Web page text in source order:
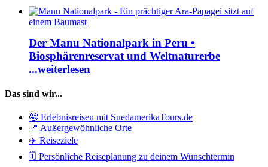
Der Manu Nationalpark in Peru •
Biosphärenreservat und Weltnaturerbe
...weiterlesen
Das sind wir...
🤩 Erlebnisreisen mit SuedamerikaTours.de
📍 Außergewöhnliche Orte
✈️ Reiseziele
🗓️ Persönliche Reiseplanung zu deinem Wunschtermin